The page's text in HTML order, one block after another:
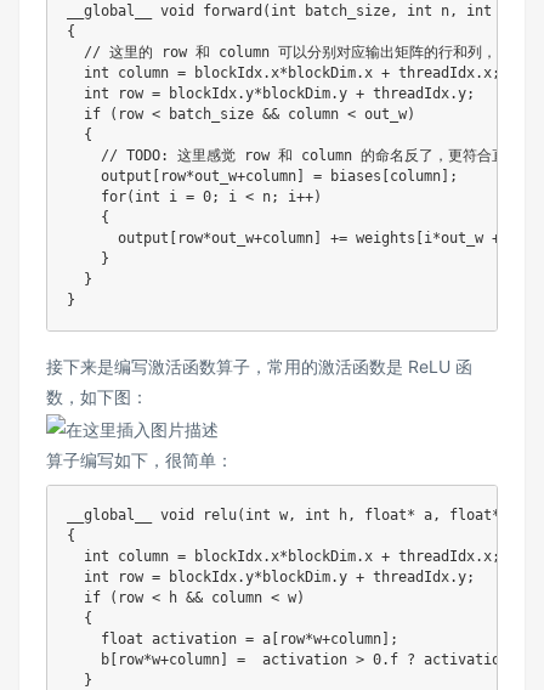
__global__ void forward ( int batch_size, int n, int
{
// 这里的 row 和 column 可以分别对应输出矩阵的行和列，输出矩
int column = blockIdx.x* blockDim.x + threadIdx.x;
int row = blockIdx.y* blockDim.y + threadIdx.y;
if
( row < batch_size && column < out_w)
{
// TODO: 这里感觉 row 和 column 的命名反了，更符合直觉
    output
[ row*out_w+column] = biases [column] ;
for( int i = 0; i < n; i++)
{
      output
[ row*out_w+column] += weights [i*out_w +
}
}
}
接下来是编写激活函数算子，常用的激活函数是 ReLU 函
数，如下图：
算子编写如下，很简单：
__global__ void relu( int w , int h , float* a , float*
{
int column = blockIdx. x* blockDim. x + threadIdx. x;
int row = blockIdx.y* blockDim.y + threadIdx.y;
if
( row < h && column < w)
{
float activation = a [ row*w+column] ;
    b
[ row*w+column] =
  activation
> 0.f ? activation
}